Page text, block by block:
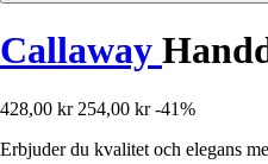
Callaway
428,00 kr 254,00 kr -41%
Erbjuder du kvalitet och elegans